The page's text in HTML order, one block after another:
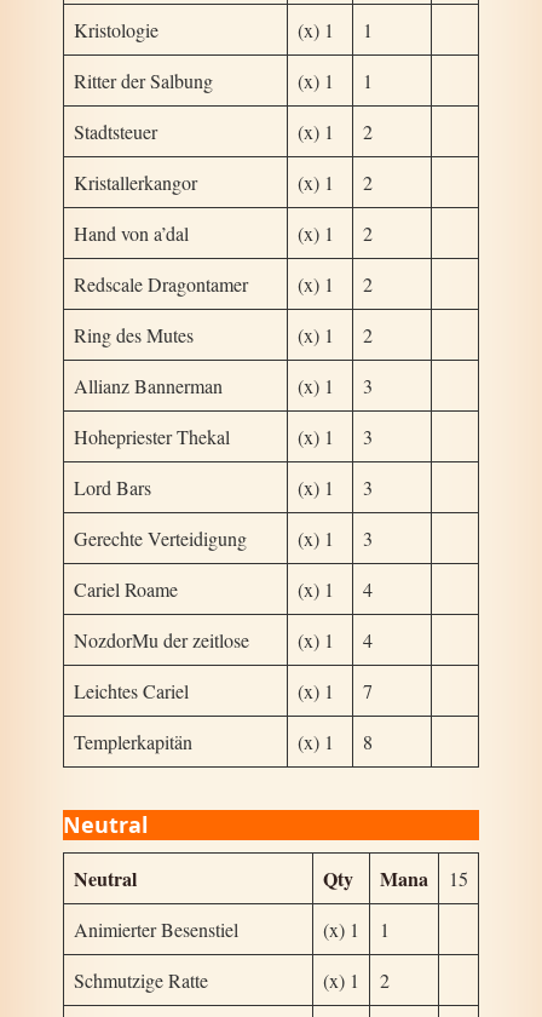
Kristologie (x) 1
1
Ritter der Salbung
(x) 1
1
Stadtsteuer
(x) 1
2
Kristallerkangor
(x) 1
2
Hand von a’dal
(x) 1
2
Redscale Dragontamer
(x) 1
2
Ring des Mutes
(x) 1
2
Allianz Bannerman
(x) 1
3
Hohepriester Thekal
(x) 1
3
Lord Bars
(x) 1
3
Gerechte Verteidigung
(x) 1
3
Cariel Roame
(x) 1
4
NozdorMu der zeitlose
(x) 1
4
Leichtes Cariel
(x) 1
7
Templerkapitän
(x) 1 8
Neutral
Neutral Qty Mana
15
Animierter Besenstiel
(x) 1
1
Schmutzige Ratte
(x) 1
2